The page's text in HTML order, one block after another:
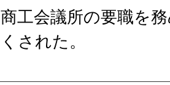
商工会議所の要職を
くされた。